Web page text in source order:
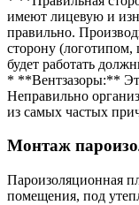
имеют лицевую и
правильно.
сторону (логотипом,
будет работать
* **Вентзазоры:**
Неправильно
из самых частых
Монтаж
Пароизоляционная
помещения, под